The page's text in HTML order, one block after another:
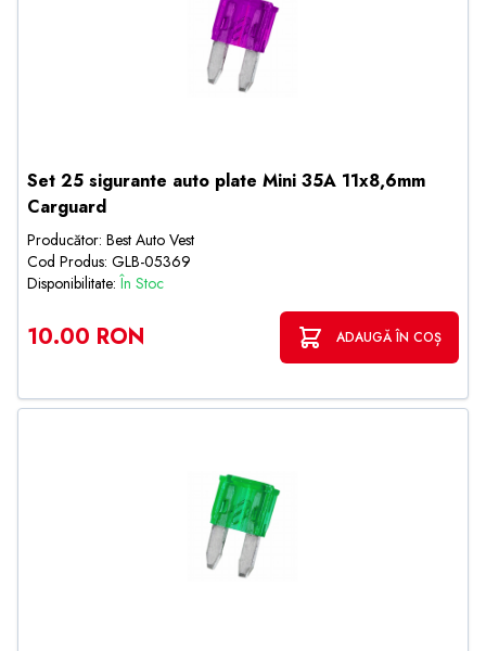
Set 25 sigurante auto plate Mini 35A 11x8,6mm
Carguard
Producător: Best Auto Vest
Cod Produs: GLB-05369
Disponibilitate:În Stoc
10.00 RON ADAUGĂ ÎN COȘ